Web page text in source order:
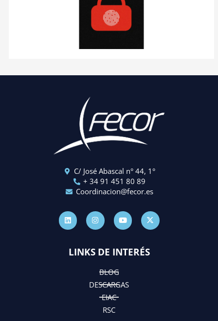
C/ José Abascal n° 44, 1°
+ 34 91 451 80 89
Coordinacion@fecor.es
L
i
n
k
I
n
s
t
r
m
Y
o
u
t
e
X
-
t
w
t
LINKS DE INTERÉS
BLOG
DESCARGAS
EIAC
RSC